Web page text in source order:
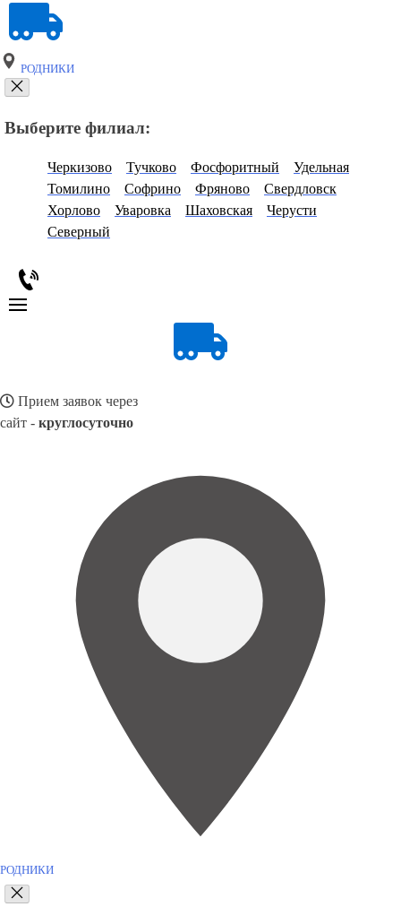
РОДНИКИ
Выберите филиал:
Черкизово Тучково Фосфоритный
Удельная
Томилино
Софрино Фряново
Свердловск
Хорлово
Уваровка Шаховская
Черусти
Северный
Прием заявок через
сайт - круглосуточно
РОДНИКИ